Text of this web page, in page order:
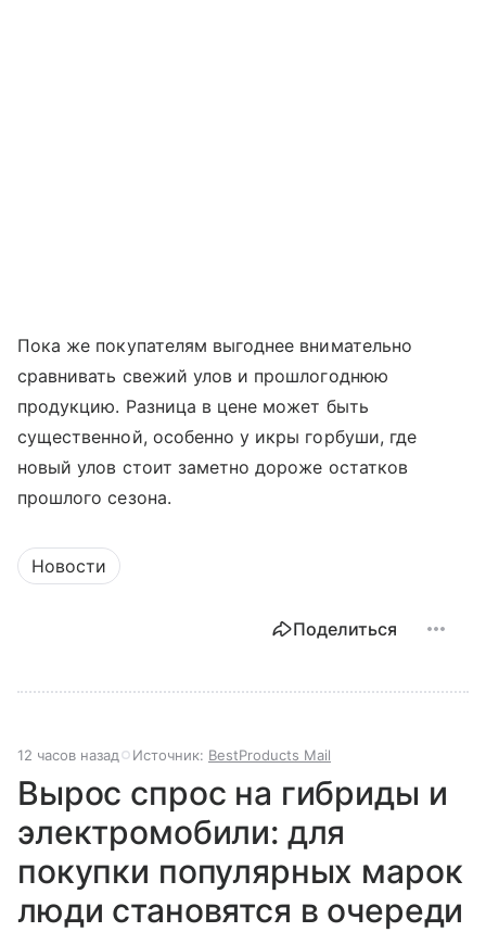
Пока же покупателям выгоднее внимательно
сравнивать свежий улов и прошлогоднюю
продукцию. Разница в цене может быть
существенной, особенно у икры горбуши, где
новый улов стоит заметно дороже остатков
прошлого сезона.
Новости
Поделиться
12 часов назад Источник: BestProducts Mail
Вырос спрос на гибриды и
электромобили: для
покупки популярных марок
люди становятся в очереди